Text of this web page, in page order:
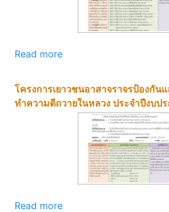
Read more
โครงการเยาวชนอาสาจราจรป้องกัน
ทำความดีถวายในหลวง ประจำปีงบ
Read more